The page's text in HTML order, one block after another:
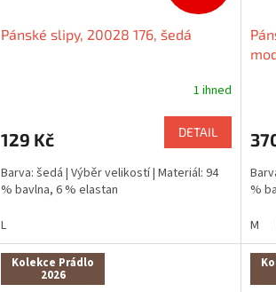
Pánské slipy, 20028 176, šedá
1 ihned
129 Kč DETAIL
Barva: šedá | Výběr velikostí | Materiál: 94
% bavlna, 6 % elastan
L
%
M
Kolekce Prádlo
2026